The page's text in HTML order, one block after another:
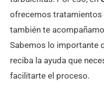
ofrecemos tratamientos
también te
Sabemos lo importante
reciba la ayuda que
facilitarte el proceso.